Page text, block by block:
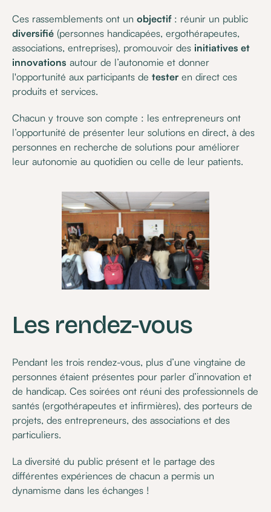
Ces rassemblements ont unobjectif : réunir un public
diversifié (personnes handicapées, ergothérapeutes,
associations, entreprises), promouvoir des initiatives et
innovations autour de l’autonomie et donner
l'opportunité aux participants detester en direct ces
produits et services.
Chacun y trouve son compte : les entrepreneurs ont
l’opportunité de présenter leur solutions en direct, à des
personnes en recherche de solutions pour améliorer
leur autonomie au quotidien ou celle de leur patients.
Les rendez-vous
Pendant les trois rendez-vous, plus d’une vingtaine de
personnes étaient présentes pour parler d’innovation et
de handicap. Ces soirées ont réuni des professionnels de
santés (ergothérapeutes et infirmières), des porteurs de
projets, des entrepreneurs, des associations et des
particuliers.
La diversité du public présent et le partage des
différentes expériences de chacun a permis un
dynamisme dans les échanges !